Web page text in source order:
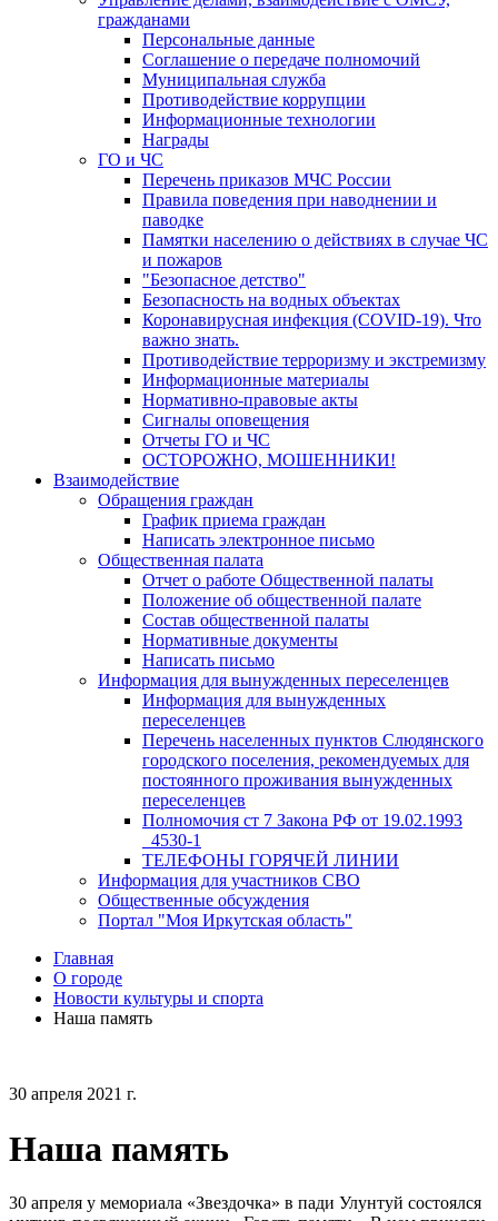
гражданами
Персональные данные
Соглашение о передаче полномочий
Муниципальная служба
Противодействие коррупции
Информационные технологии
Награды
ГО и ЧС
Перечень приказов МЧС России
Правила поведения при наводнении и
паводке
Памятки населению о действиях в случае ЧС
и пожаров
"Безопасное детство"
Безопасность на водных объектах
Коронавирусная инфекция (COVID-19). Что
важно знать.
Противодействие терроризму и экстремизму
Информационные материалы
Нормативно-правовые акты
Сигналы оповещения
Отчеты ГО и ЧС
ОСТОРОЖНО, МОШЕННИКИ!
Взаимодействие
Обращения граждан
График приема граждан
Написать электронное письмо
Общественная палата
Отчет о работе Общественной палаты
Положение об общественной палате
Состав общественной палаты
Нормативные документы
Написать письмо
Информация для вынужденных переселенцев
Информация для вынужденных
переселенцев
Перечень населенных пунктов Слюдянского
городского поселения, рекомендуемых для
постоянного проживания вынужденных
переселенцев
Полномочия ст 7 Закона РФ от 19.02.1993
_4530-1
ТЕЛЕФОНЫ ГОРЯЧЕЙ ЛИНИИ
Информация для участников СВО
Общественные обсуждения
Портал "Моя Иркутская область"
Главная
О городе
Новости культуры и спорта
Наша память
30 апреля 2021 г.
Наша память
30 апреля у мемориала «Звездочка» в пади Улунтуй состоялся